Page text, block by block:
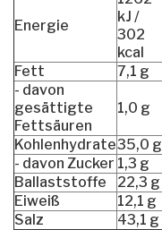
Energie
kJ /
302
kcal
Fett
7,1 g
- davon
gesättigte
Fettsäuren
1,0 g
Kohlenhydrate35,0 g
- davon Zucker 1,3 g
Ballaststoffe
22,3 g
Eiweiß
12,1 g
Salz
43,1 g